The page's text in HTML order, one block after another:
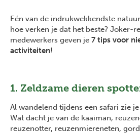
Eén van de indrukwekkendste
hoe verken je dat het beste? Joker-
medewerkers geven je 7 tips voor
activiteiten!
1. Zeldzame dieren
Al wandelend tijdens een safari zie
Wat dacht je van de kaaiman,
reuzenotter, reuzenmiereneten,